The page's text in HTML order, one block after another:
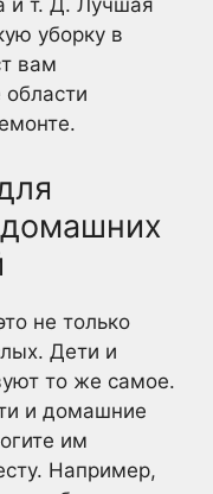
и т. Д. Лучшая
уборку в
вам
не только
Дети и
то же самое.
и домашние
им
Например,